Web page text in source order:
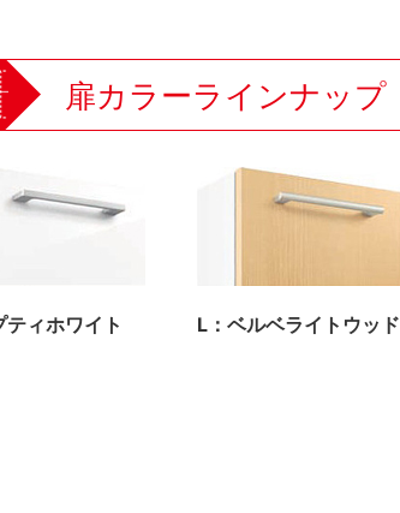
扉カラーラインナップ
ティホワイト L：ベルベライトウッド